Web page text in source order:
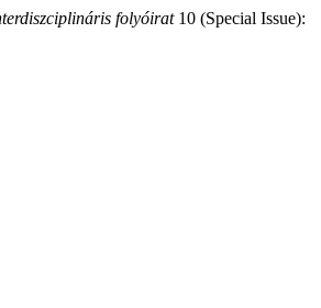
folyóirat10 (Special Issue):